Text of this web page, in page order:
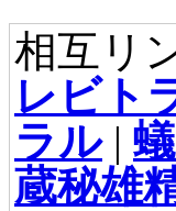
相互リ
レビト
ラル|
蔵秘雄